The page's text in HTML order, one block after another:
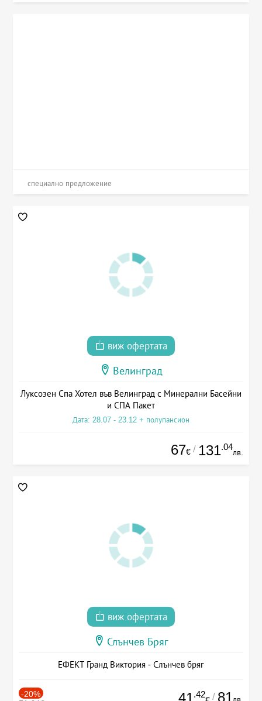
специално предложение
виж офертата
Велинград
Луксозен Спа Хотел във Велинград с Минерални Басейни
и СПА Пакет
Дата: 28.07 - 23.12 + полупансион
67€ / 131.04
лв.
виж офертата
Слънчев Бряг
ЕФЕКТ Гранд Виктория - Слънчев бряг
-20% 41 .42 / 81